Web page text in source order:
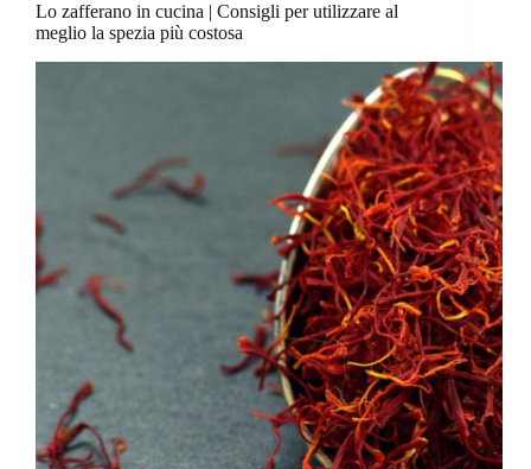
Lo zafferano in cucina | Consigli per utilizzare al
meglio la spezia più costosa